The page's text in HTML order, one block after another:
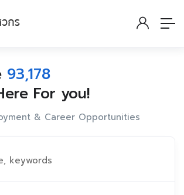
93,178
For you!
& Career Opportunities